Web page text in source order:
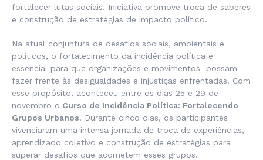
fortalecer lutas sociais. Iniciativa promove troca de saberes
e construção de estratégias de impacto político.
Na atual conjuntura de desafios sociais, ambientais e
políticos, o fortalecimento da incidência política é
essencial para que organizações e movimentos possam
fazer frente às desigualdades e injustiças enfrentadas. Com
esse propósito, aconteceu entre os dias 25 e 29 de
novembro o Curso de Incidência Política: Fortalecendo
Grupos Urbanos. Durante cinco dias, os participantes
vivenciaram uma intensa jornada de troca de experiências,
aprendizado coletivo e construção de estratégias para
superar desafios que acometem esses grupos.